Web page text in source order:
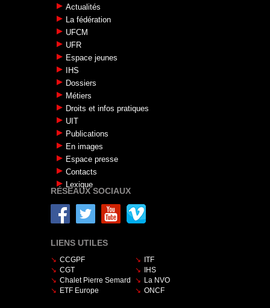
Actualités
La fédération
UFCM
UFR
Espace jeunes
IHS
Dossiers
Métiers
Droits et infos pratiques
UIT
Publications
En images
Espace presse
Contacts
Lexique
RÉSEAUX SOCIAUX
LIENS UTILES
CCGPF
CGT
Chalet Pierre Semard
ETF Europe
ITF
IHS
La NVO
ONCF